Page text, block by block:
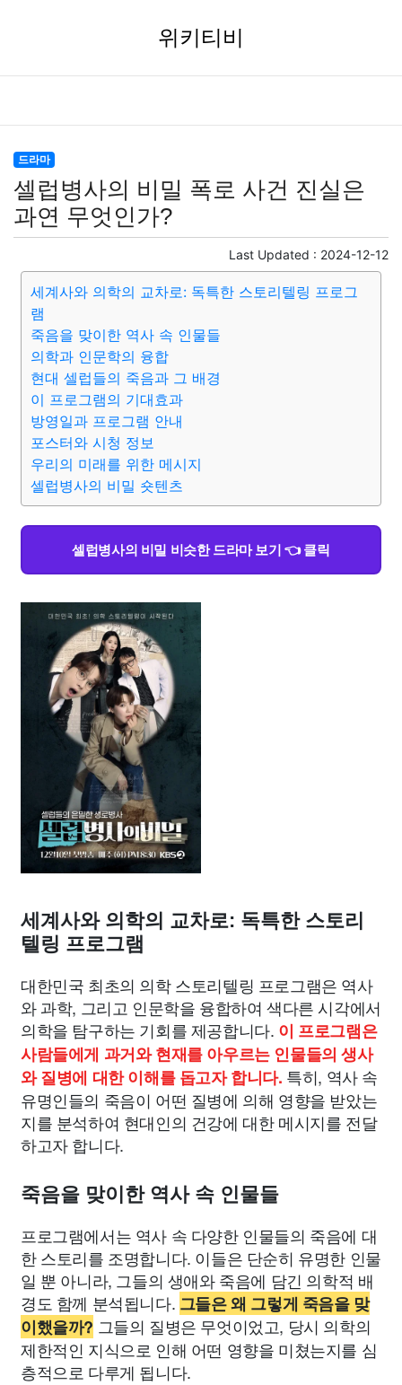
위키티비
드라마
셀럽병사의 비밀 폭로 사건 진실은
과연 무엇인가?
Last Updated : 2024-12-12
세계사와 의학의 교차로: 독특한 스토리텔링 프로그
램
죽음을 맞이한 역사 속 인물들
의학과 인문학의 융합
현대 셀럽들의 죽음과 그 배경
이 프로그램의 기대효과
방영일과 프로그램 안내
포스터와 시청 정보
우리의 미래를 위한 메시지
셀럽병사의 비밀 숏텐츠
셀럽병사의 비밀 비슷한 드라마 보기 👈 클릭
세계사와 의학의 교차로: 독특한 스토리
텔링 프로그램
대한민국 최초의 의학 스토리텔링 프로그램은 역사
와 과학, 그리고 인문학을 융합하여 색다른 시각에서
의학을 탐구하는 기회를 제공합니다. 이 프로그램은
사람들에게 과거와 현재를 아우르는 인물들의 생사
와 질병에 대한 이해를 돕고자 합니다. 특히, 역사 속
유명인들의 죽음이 어떤 질병에 의해 영향을 받았는
지를 분석하여 현대인의 건강에 대한 메시지를 전달
하고자 합니다.
죽음을 맞이한 역사 속 인물들
프로그램에서는 역사 속 다양한 인물들의 죽음에 대
한 스토리를 조명합니다. 이들은 단순히 유명한 인물
일 뿐 아니라, 그들의 생애와 죽음에 담긴 의학적 배
경도 함께 분석됩니다. 그들은 왜 그렇게 죽음을 맞
이했을까? 그들의 질병은 무엇이었고, 당시 의학의
제한적인 지식으로 인해 어떤 영향을 미쳤는지를 심
층적으로 다루게 됩니다.